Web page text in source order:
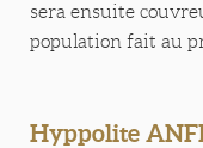
sera ensuite
population fait au
Hyppolite